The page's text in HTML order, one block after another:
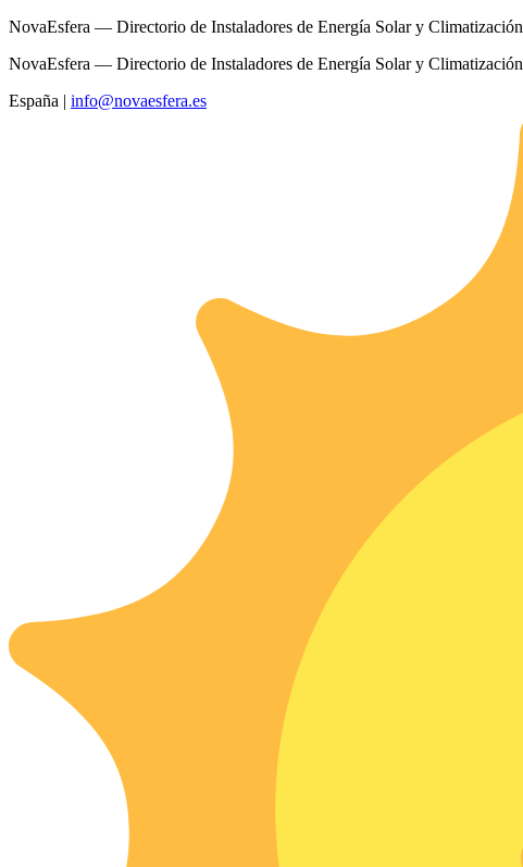
NovaEsfera — Directorio de Instaladores de Energía Solar y Climatización
NovaEsfera — Directorio de Instaladores de Energía Solar y Climatización
España | info@novaesfera.es